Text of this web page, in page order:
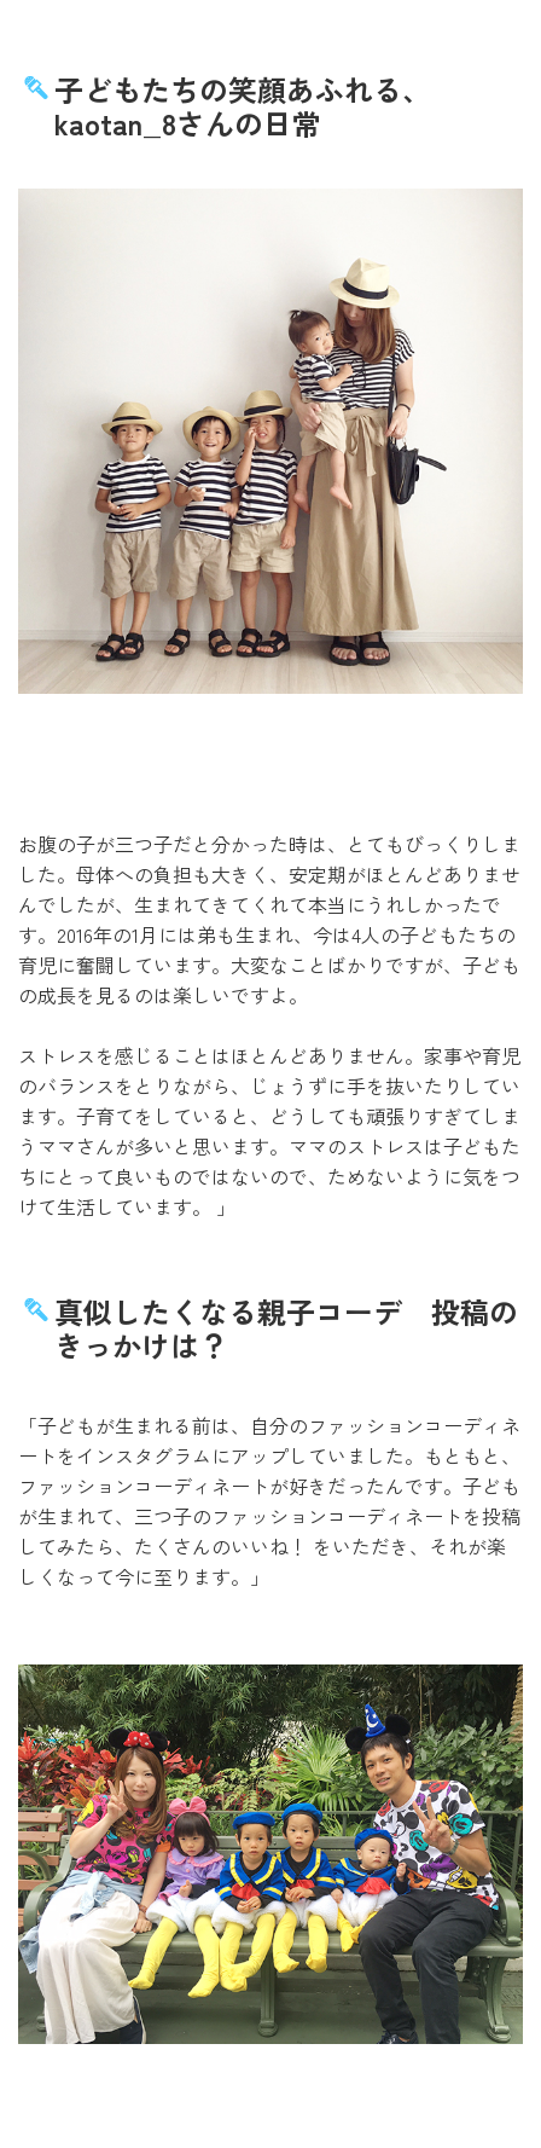
子どもたちの笑顔あふれる、
kaotan_8さんの日常
お腹の子が三つ子だと分かった時は、とてもびっくりしま
した。母体への負担も大きく、安定期がほとんどありませ
んでしたが、生まれてきてくれて本当にうれしかったで
す。2016年の1月には弟も生まれ、今は4人の子どもたちの
育児に奮闘しています。大変なことばかりですが、子ども
の成長を見るのは楽しいですよ。
ストレスを感じることはほとんどありません。家事や育児
のバランスをとりながら、じょうずに手を抜いたりしてい
ます。子育てをしていると、どうしても頑張りすぎてしま
うママさんが多いと思います。ママのストレスは子どもた
ちにとって良いものではないので、ためないように気をつ
けて生活しています。 」
真似したくなる親子コーデ 投稿の
きっかけは？
「子どもが生まれる前は、自分のファッションコーディネ
ートをインスタグラムにアップしていました。もともと、
ファッションコーディネートが好きだったんです。子ども
が生まれて、三つ子のファッションコーディネートを投稿
してみたら、たくさんのいいね！ をいただき、それが楽
しくなって今に至ります。」